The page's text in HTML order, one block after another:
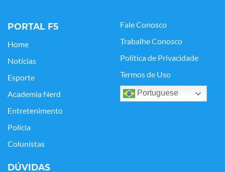
PORTAL F5
Home
Notícias
Esporte
Academia Nerd
Entretenimento
Polícia
Colunistas
Fale Conosco
Trabalhe Conosco
Política de Privacidade
Termos de Uso
Portuguese
DÚVIDAS